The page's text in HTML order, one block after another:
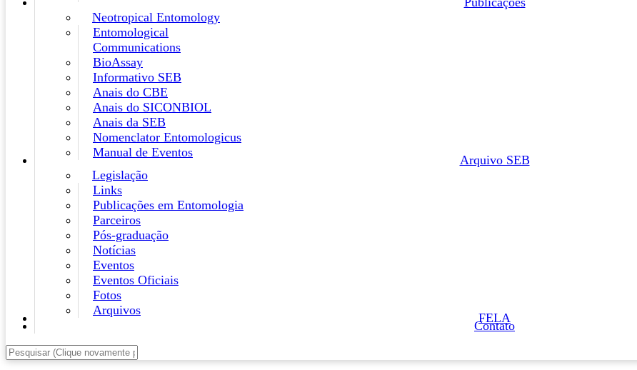
Neotropical Entomology
Entomological
Communications
BioAssay
Informativo SEB
Anais do CBE
Anais do SICONBIOL
Anais da SEB
Nomenclator Entomologicus
Manual de Eventos
Arquivo SEB
Legislação
Links
Publicações em Entomologia
Parceiros
Pós-graduação
Notícias
Eventos
Eventos Oficiais
Fotos
Arquivos
FELA
Contato